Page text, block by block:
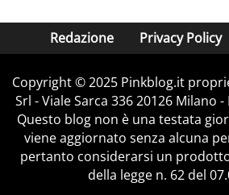
Redazione Privacy Policy
Copyright © 2025 Pinkblog.it
Srl - Viale Sarca 336 20126 Milano -
Questo blog non è una testata
viene aggiornato senza alcuna
pertanto considerarsi un
della legge n. 62 del